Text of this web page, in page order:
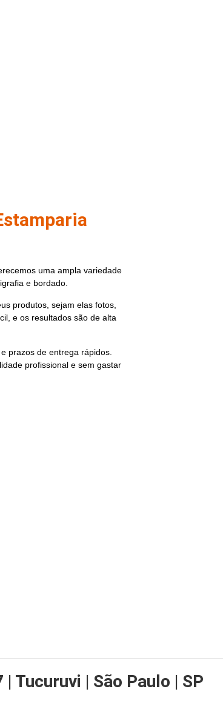
uma ampla variedade
e bordado.
produtos, sejam elas fotos,
e os resultados são de alta
prazos de entrega rápidos.
profissional e sem gastar
| Tucuruvi | São Paulo | SP